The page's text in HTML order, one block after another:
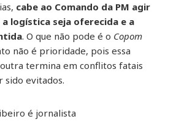
cabe ao Comando da PM agir
logística seja oferecida e a
. O que não pode é o Copom
não é prioridade, pois essa
termina em conflitos fatais
evitados.
é jornalista